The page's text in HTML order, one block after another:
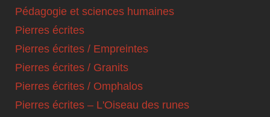
Pédagogie et sciences humaines
Pierres écrites
Pierres écrites / Empreintes
Pierres écrites / Granits
Pierres écrites / Omphalos
Pierres écrites – L'Oiseau des runes